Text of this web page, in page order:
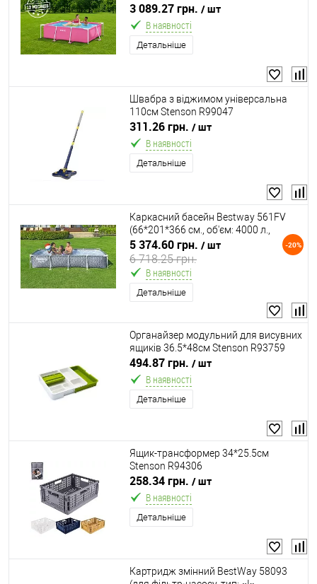
Small Frame)
3 089.27 грн. / шт
В наявності
Детальніше
Швабра з віджимом універсальна
110см Stenson R99047
311.26 грн. / шт
В наявності
Детальніше
Каркасний басейн Bestway 561FV
(66*201*366 см., об'єм: 4000 л.,
картриджний фільтр-насос 1250 л/
год. ремкомплект, серія: Steel Pro)
5 374.60 грн. / шт
6 718.25 грн.
-20%
В наявності
Детальніше
Органайзер модульний для висувних
ящиків 36.5*48см Stenson R93759
494.87 грн. / шт
В наявності
Детальніше
Ящик-трансформер 34*25.5см
Stenson R94306
258.34 грн. / шт
В наявності
Детальніше
Картридж змінний BestWay 58093